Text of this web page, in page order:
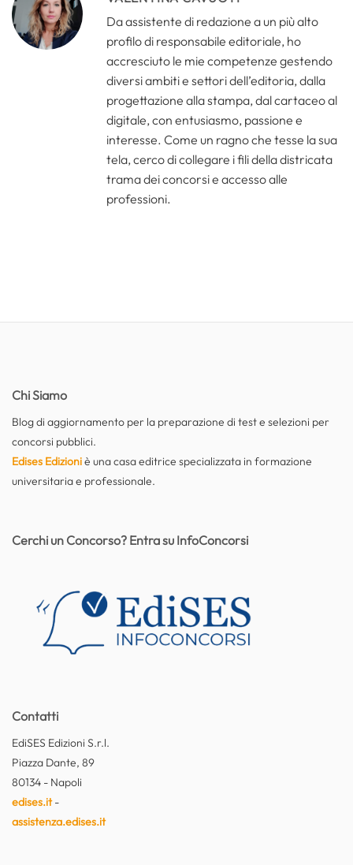
Da assistente di redazione a un più alto
profilo di responsabile editoriale, ho
accresciuto le mie competenze gestendo
diversi ambiti e settori dell’editoria, dalla
progettazione alla stampa, dal cartaceo al
digitale, con entusiasmo, passione e
interesse. Come un ragno che tesse la sua
tela, cerco di collegare i fili della districata
trama dei concorsi e accesso alle
professioni.
Chi Siamo
Blog di aggiornamento per la preparazione di test e selezioni per
concorsi pubblici.
Edises Edizioniè una casa editrice specializzata in formazione
universitaria e professionale.
Contatti
EdiSES Edizioni S.r.l.
Piazza Dante, 89
80134 - Napoli
edises.it-
assistenza.edises.it
Cerchi un Concorso? Entra su InfoConcorsi